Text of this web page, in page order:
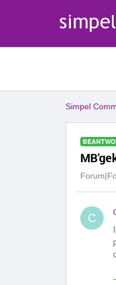
Simpel
C